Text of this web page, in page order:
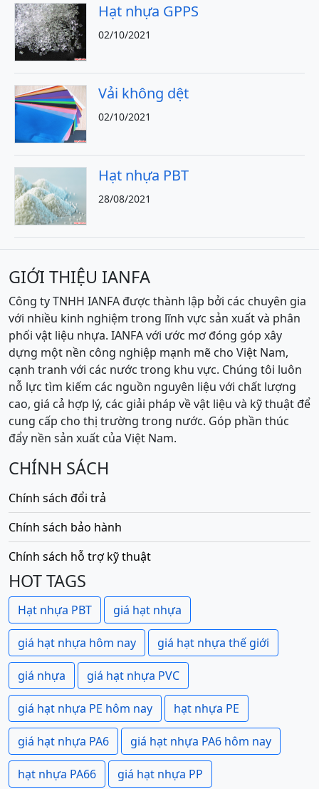
Hạt nhựa GPPS
02/10/2021
Vải không dệt
02/10/2021
Hạt nhựa PBT
28/08/2021
GIỚI THIỆU IANFA
Công ty TNHH IANFA được thành lập bởi các chuyên gia
với nhiều kinh nghiệm trong lĩnh vực sản xuất và phân
phối vật liệu nhựa. IANFA với ước mơ đóng góp xây
dựng một nền công nghiệp mạnh mẽ cho Việt Nam,
cạnh tranh với các nước trong khu vực. Chúng tôi luôn
nỗ lực tìm kiếm các nguồn nguyên liệu với chất lượng
cao, giá cả hợp lý, các giải pháp về vật liệu và kỹ thuật để
cung cấp cho thị trường trong nước. Góp phần thúc
đẩy nền sản xuất của Việt Nam.
CHÍNH SÁCH
Chính sách đổi trả
Chính sách bảo hành
Chính sách hỗ trợ kỹ thuật
HOT TAGS
Hạt nhựa PBT giá hạt nhựa
giá hạt nhựa hôm nay giá hạt nhựa thế giới
giá nhựa giá hạt nhựa PVC
giá hạt nhựa PE hôm nay hạt nhựa PE
giá hạt nhựa PA6 giá hạt nhựa PA6 hôm nay
hạt nhựa PA66 giá hạt nhựa PP